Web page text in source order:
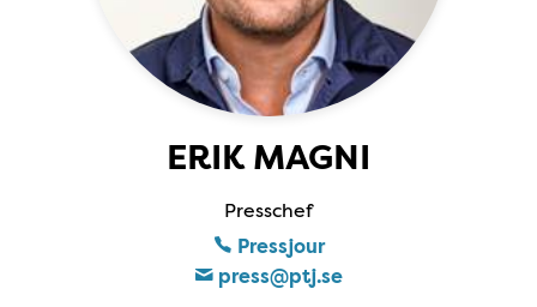
ERIK MAGNI
Presschef
Pressjour
press​@ptj​.se